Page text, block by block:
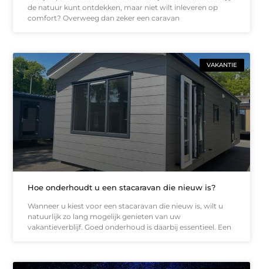
de natuur kunt ontdekken, maar niet wilt inleveren op
comfort? Overweeg dan zeker een caravan
VAKANTIE
Hoe onderhoudt u een stacaravan die nieuw is?
Wanneer u kiest voor een stacaravan die nieuw is, wilt u
natuurlijk zo lang mogelijk genieten van uw
vakantieverblijf. Goed onderhoud is daarbij essentieel. Een